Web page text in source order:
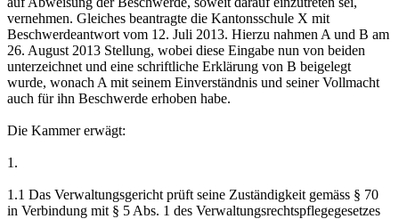
vernehmen. Gleiches beantragte die Kantonsschule X mit
Beschwerdeantwort vom 12. Juli 2013. Hierzu nahmen A und B am
26. August 2013 Stellung, wobei diese Eingabe nun von beiden
unterzeichnet und eine schriftliche Erklärung von B beigelegt
wurde, wonach A mit seinem Einverständnis und seiner Vollmacht
auch für ihn Beschwerde erhoben habe.
Die Kammer erwägt:
1.
1.1 Das Verwaltungsgericht prüft seine Zuständigkeit gemäss § 70
in Verbindung mit § 5 Abs. 1 des Verwaltungsrechtspflegegesetzes